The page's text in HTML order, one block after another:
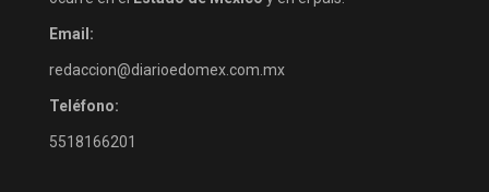
Email:
redaccion@diarioedomex.com.mx
Teléfono:
5518166201